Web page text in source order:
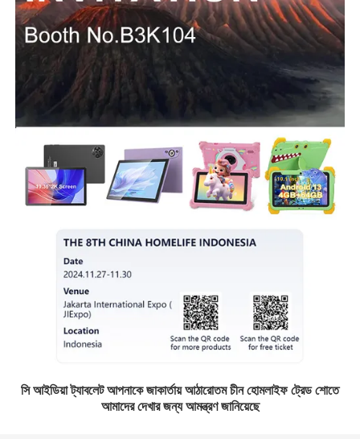
সি আইডিয়া ট্যাবলেট আপনাকে জাকার্তায় আঠারোতম চীন হোমলাইফ ট্রেড শোতে
আমাদের দেখার জন্য আমন্ত্রণ জানিয়েছে